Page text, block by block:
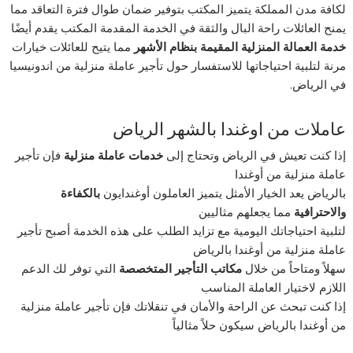
لكافة مدن المملكة يتميز المكتب بتوفير ضمان طوال فترة التعاقد مما
يمنح العائلات راحة البال والثقة في الخدمة المقدمة المكتب يقدم أيضًا
خدمة العمالة المنزلية المقيمة بنظام الأشهر مما يتيح للعائلات خيارات
مرنة لتلبية احتياجاتها للاستفسار حول تأجير عاملة منزلية من اندونيسيا
في الرياض.
عاملات من اوغندا بالشهر الرياض
إذا كنت تعيش في الرياض وتحتاج إلىخدمات عاملة منزلية فإن تأجير
عاملة منزلية من أوغندا
بالرياض يعد الخيار الأمثل يتميز العاملون أوغندايونبالكفاءة
والاحترافية مما يجعلهم مثاليين
لتلبية احتياجاتك اليومية مع تزايد الطلب على هذه الخدمة أصبح تأجير
عاملة منزلية من أوغندا بالرياض
سهلاً ومتاحاً من خلالمكاتب التأجير المتخصصة التي توفر لك الدعم
اللازم لاختيار العاملة المناسب
إذا كنت تبحث عن الراحة والأمان في تنقلاتك فإن تأجير عاملة منزلية
من أوغندا بالرياض سيكون حلاً مثالياً